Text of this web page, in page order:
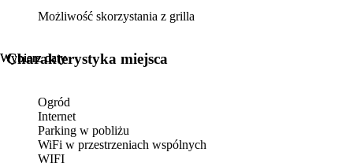
Wybierz daty
Wybierz daty
Możliwość skorzystania z grilla
Charakterystyka miejsca
Ogród
Internet
Parking w pobliżu
WiFi w przestrzeniach wspólnych
WIFI